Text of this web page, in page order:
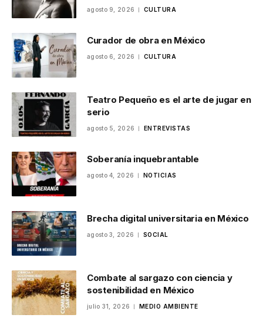
agosto 9, 2026 CULTURA
Curador de obra en México
agosto 6, 2026 CULTURA
Teatro Pequeño es el arte de jugar en
serio
agosto 5, 2026 ENTREVISTAS
Soberanía inquebrantable
agosto 4, 2026 NOTICIAS
Brecha digital universitaria en México
agosto 3, 2026 SOCIAL
Combate al sargazo con ciencia y
sostenibilidad en México
julio 31, 2026 MEDIO AMBIENTE